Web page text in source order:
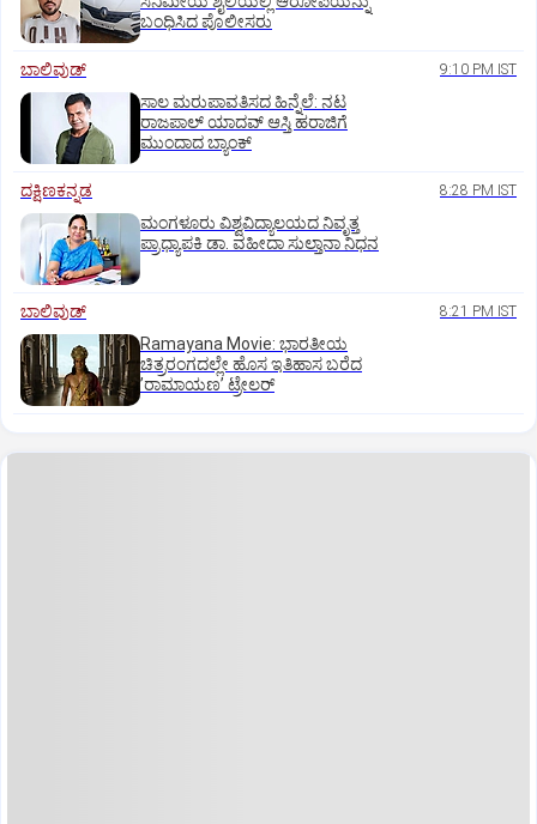
ಬಂಧಿಸಿದ ಪೊಲೀಸರು
ಬಾಲಿವುಡ್‌ 9:10 PM IST
ಸಾಲ ಮರುಪಾವತಿಸದ ಹಿನ್ನೆಲೆ: ನಟ
ರಾಜಪಾಲ್ ಯಾದವ್‌ ಆಸ್ತಿ ಹರಾಜಿಗೆ
ಮುಂದಾದ ಬ್ಯಾಂಕ್
ದಕ್ಷಿಣಕನ್ನಡ 8:28 PM IST
ಮಂಗಳೂರು ವಿಶ್ವವಿದ್ಯಾಲಯದ ನಿವೃತ್ತ
ಪ್ರಾಧ್ಯಾಪಕಿ ಡಾ. ವಹೀದಾ ಸುಲ್ತಾನಾ ನಿಧನ
ಬಾಲಿವುಡ್‌ 8:21 PM IST
Ramayana Movie: ಭಾರತೀಯ
ಚಿತ್ರರಂಗದಲ್ಲೇ ಹೊಸ ಇತಿಹಾಸ ಬರೆದ
ʼರಾಮಾಯಣʼ ಟ್ರೇಲರ್